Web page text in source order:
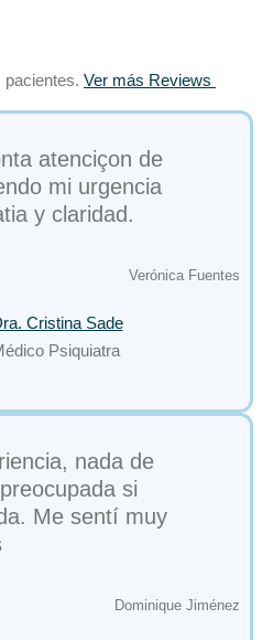
pacientes. Ver más Reviews
atenciçon de
mi urgencia
y claridad.
Verónica Fuentes
Cristina Sade
Psiquiatra
nada de
si
Me sentí muy
Dominique Jiménez